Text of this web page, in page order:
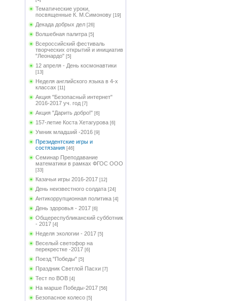
Тематические уроки,
посвященные К. М.Симонову [19]
Декада добрых дел [26]
Волшебная палитра [5]
Всероссийский фестиваль
творческих открытий и инициатив
"Леонардо" [5]
12 апреля - День космонавтики
[13]
Неделя английского языка в 4-х
классах [11]
Акция "Безопасный интернет"
2016-2017 уч. год [7]
Акция "Дарить добро!" [6]
157-летие Коста Хетагурова [6]
Умник младший -2016 [9]
Президентские игры и
состязания [46]
Семинар Преподавание
математики в рамках ФГОС ООО
[33]
Казачьи игры 2016-2017 [12]
День неизвестного солдата [24]
Антикоррупционная политика [4]
День здоровья - 2017 [6]
Общереспубликанский субботник
- 2017 [4]
Неделя экологии - 2017 [5]
Веселый светофор на
перекрестке -2017 [6]
Поезд "Победы" [5]
Праздник Светлой Пасхи [7]
Тест по ВОВ [4]
На марше Победы-2017 [56]
Безопасное колесо [5]